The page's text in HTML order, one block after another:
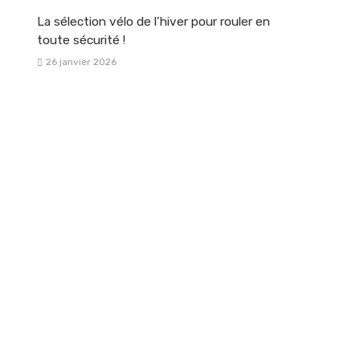
La sélection vélo de l’hiver pour rouler en
toute sécurité !
26 janvier 2026